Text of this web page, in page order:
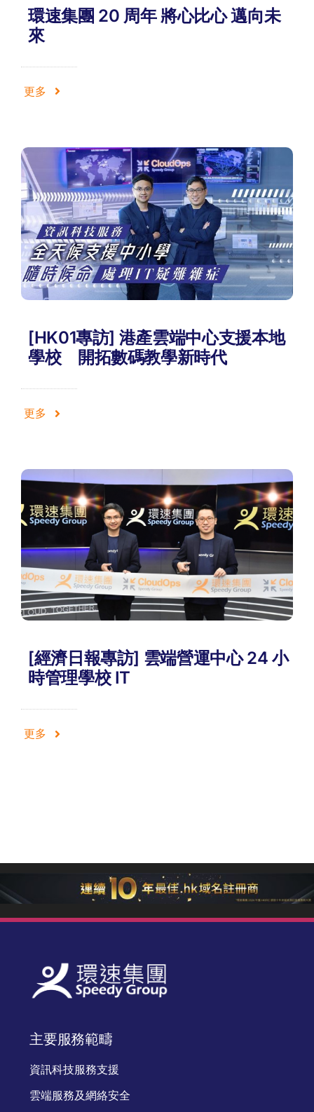
環速集團 20 周年 將心比心 邁向未
來
更多
[HK01專訪] 港產雲端中心支援本地
學校 開拓數碼教學新時代
更多
[經濟日報專訪] 雲端營運中心 24 小
時管理學校 IT
更多
主要服務範疇
資訊科技服務支援
雲端服務及網絡安全